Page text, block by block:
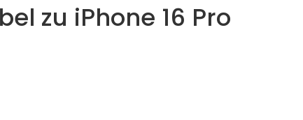
zu iPhone 16 Pro